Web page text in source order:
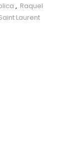
, Raquel
Laurent